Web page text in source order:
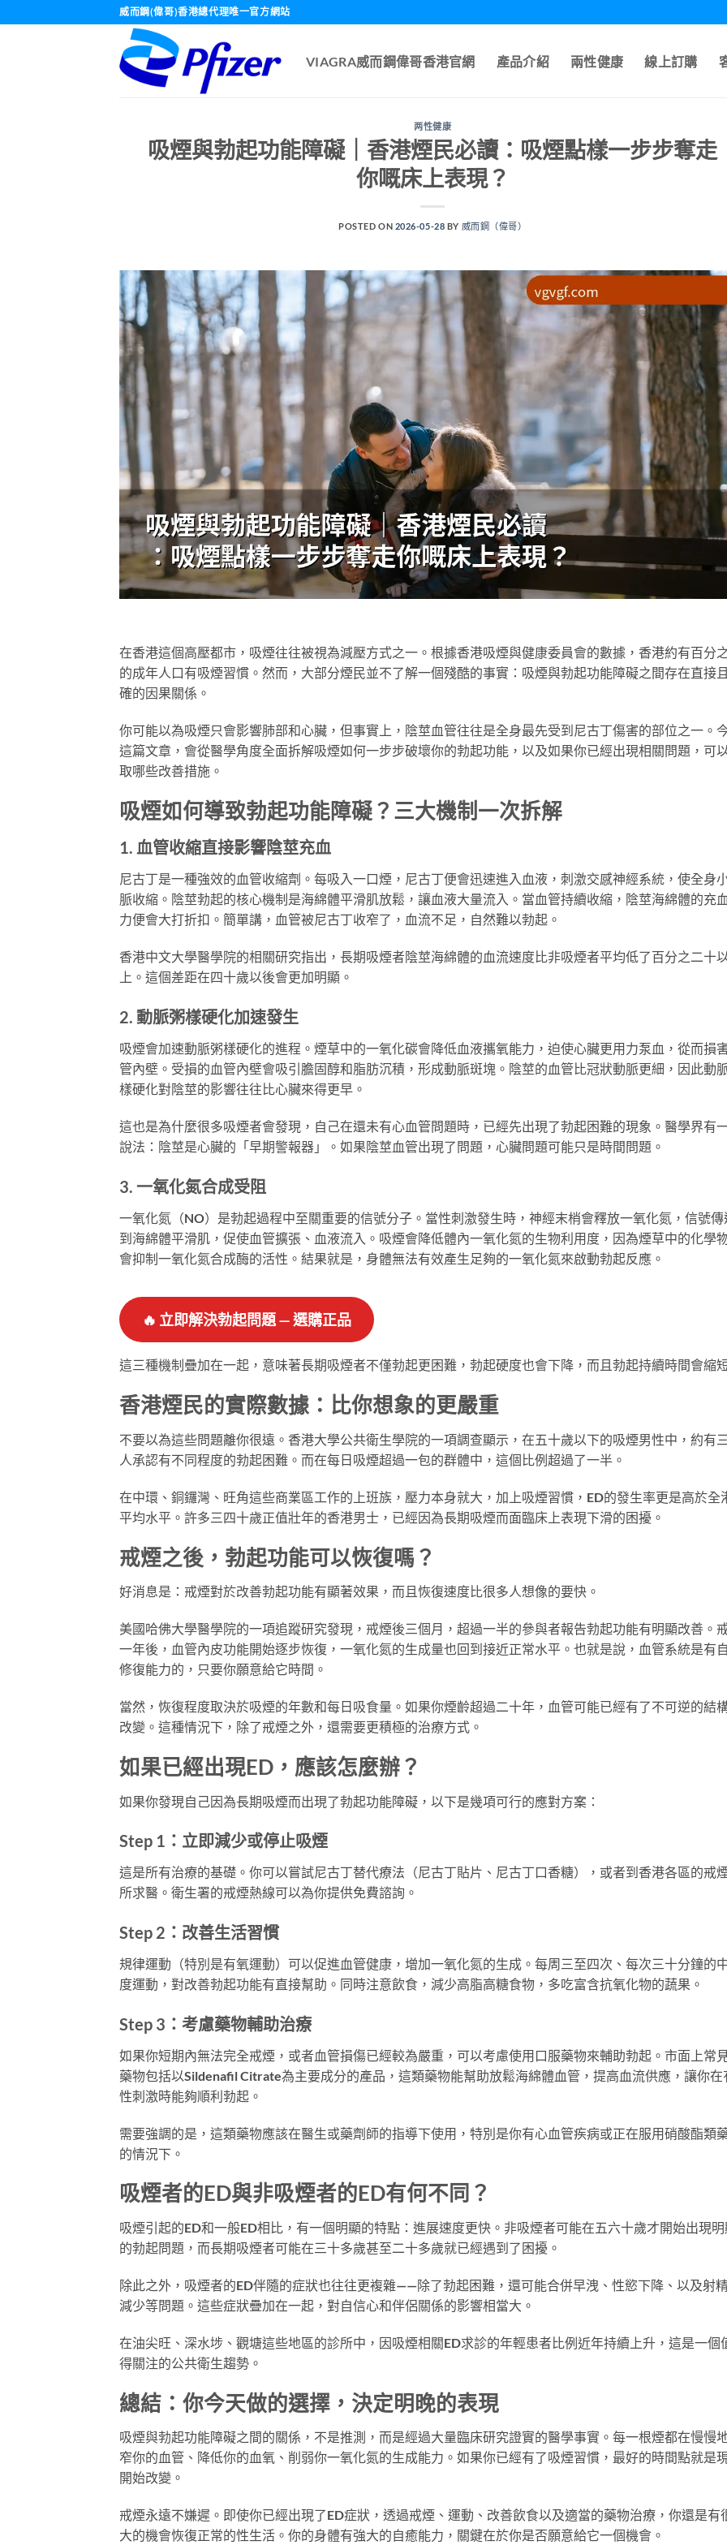
威而鋼(偉哥)香港總代理唯一官方網站
VIAGRA威而鋼偉哥香港官網 產品介紹 兩性健康 線上訂購
两性健康
吸煙與勃起功能障礙｜香港煙民必讀：吸煙點樣一步步奪走
你嘅床上表現？
POSTED ON 2026-05-28 BY 威而鋼（偉哥）
在香港這個高壓都市，吸煙往往被視為減壓方式之一。根據香港吸煙與健康委員會的數據，香港約有百分
的成年人口有吸煙習慣。然而，大部分煙民並不了解一個殘酷的事實：吸煙與勃起功能障礙之間存在直接
確的因果關係。
你可能以為吸煙只會影響肺部和心臟，但事實上，陰莖血管往往是全身最先受到尼古丁傷害的部位之一。
這篇文章，會從醫學角度全面拆解吸煙如何一步步破壞你的勃起功能，以及如果你已經出現相關問題，可
取哪些改善措施。
吸煙如何導致勃起功能障礙？三大機制一次拆解
1. 血管收縮直接影響陰莖充血
尼古丁是一種強效的血管收縮劑。每吸入一口煙，尼古丁便會迅速進入血液，刺激交感神經系統，使全身
脈收縮。陰莖勃起的核心機制是海綿體平滑肌放鬆，讓血液大量流入。當血管持續收縮，陰莖海綿體的充
力便會大打折扣。簡單講，血管被尼古丁收窄了，血流不足，自然難以勃起。
香港中文大學醫學院的相關研究指出，長期吸煙者陰莖海綿體的血流速度比非吸煙者平均低了百分之二十
上。這個差距在四十歲以後會更加明顯。
2. 動脈粥樣硬化加速發生
吸煙會加速動脈粥樣硬化的進程。煙草中的一氧化碳會降低血液攜氧能力，迫使心臟更用力泵血，從而損
管內壁。受損的血管內壁會吸引膽固醇和脂肪沉積，形成動脈斑塊。陰莖的血管比冠狀動脈更細，因此動
樣硬化對陰莖的影響往往比心臟來得更早。
這也是為什麼很多吸煙者會發現，自己在還未有心血管問題時，已經先出現了勃起困難的現象。醫學界有
說法：陰莖是心臟的「早期警報器」。如果陰莖血管出現了問題，心臟問題可能只是時間問題。
3. 一氧化氮合成受阻
一氧化氮（NO）是勃起過程中至關重要的信號分子。當性刺激發生時，神經末梢會釋放一氧化氮，信號傳
到海綿體平滑肌，促使血管擴張、血液流入。吸煙會降低體內一氧化氮的生物利用度，因為煙草中的化學
會抑制一氧化氮合成酶的活性。結果就是，身體無法有效產生足夠的一氧化氮來啟動勃起反應。
🔥 立即解決勃起問題 — 選購正品
這三種機制疊加在一起，意味著長期吸煙者不僅勃起更困難，勃起硬度也會下降，而且勃起持續時間會縮
香港煙民的實際數據：比你想象的更嚴重
不要以為這些問題離你很遠。香港大學公共衛生學院的一項調查顯示，在五十歲以下的吸煙男性中，約有
人承認有不同程度的勃起困難。而在每日吸煙超過一包的群體中，這個比例超過了一半。
在中環、銅鑼灣、旺角這些商業區工作的上班族，壓力本身就大，加上吸煙習慣，ED的發生率更是高於全
平均水平。許多三四十歲正值壯年的香港男士，已經因為長期吸煙而面臨床上表現下滑的困擾。
戒煙之後，勃起功能可以恢復嗎？
好消息是：戒煙對於改善勃起功能有顯著效果，而且恢復速度比很多人想像的要快。
美國哈佛大學醫學院的一項追蹤研究發現，戒煙後三個月，超過一半的參與者報告勃起功能有明顯改善。
一年後，血管內皮功能開始逐步恢復，一氧化氮的生成量也回到接近正常水平。也就是說，血管系統是有
修復能力的，只要你願意給它時間。
當然，恢復程度取決於吸煙的年數和每日吸食量。如果你煙齡超過二十年，血管可能已經有了不可逆的結
改變。這種情況下，除了戒煙之外，還需要更積極的治療方式。
如果已經出現ED，應該怎麼辦？
如果你發現自己因為長期吸煙而出現了勃起功能障礙，以下是幾項可行的應對方案：
Step 1：立即減少或停止吸煙
這是所有治療的基礎。你可以嘗試尼古丁替代療法（尼古丁貼片、尼古丁口香糖），或者到香港各區的戒
所求醫。衛生署的戒煙熱線可以為你提供免費諮詢。
Step 2：改善生活習慣
規律運動（特別是有氧運動）可以促進血管健康，增加一氧化氮的生成。每周三至四次、每次三十分鐘的
度運動，對改善勃起功能有直接幫助。同時注意飲食，減少高脂高糖食物，多吃富含抗氧化物的蔬果。
Step 3：考慮藥物輔助治療
如果你短期內無法完全戒煙，或者血管損傷已經較為嚴重，可以考慮使用口服藥物來輔助勃起。市面上常
藥物包括以Sildenafil Citrate為主要成分的產品，這類藥物能幫助放鬆海綿體血管，提高血流供應，讓你在
性刺激時能夠順利勃起。
需要強調的是，這類藥物應該在醫生或藥劑師的指導下使用，特別是你有心血管疾病或正在服用硝酸酯類
的情況下。
吸煙者的ED與非吸煙者的ED有何不同？
吸煙引起的ED和一般ED相比，有一個明顯的特點：進展速度更快。非吸煙者可能在五六十歲才開始出現
的勃起問題，而長期吸煙者可能在三十多歲甚至二十多歲就已經遇到了困擾。
除此之外，吸煙者的ED伴隨的症狀也往往更複雜——除了勃起困難，還可能合併早洩、性慾下降、以及射
減少等問題。這些症狀疊加在一起，對自信心和伴侶關係的影響相當大。
在油尖旺、深水埗、觀塘這些地區的診所中，因吸煙相關ED求診的年輕患者比例近年持續上升，這是一個
得關注的公共衛生趨勢。
總結：你今天做的選擇，決定明晚的表現
吸煙與勃起功能障礙之間的關係，不是推測，而是經過大量臨床研究證實的醫學事實。每一根煙都在慢慢
窄你的血管、降低你的血氧、削弱你一氧化氮的生成能力。如果你已經有了吸煙習慣，最好的時間點就是
開始改變。
戒煙永遠不嫌遲。即使你已經出現了ED症狀，透過戒煙、運動、改善飲食以及適當的藥物治療，你還是有
大的機會恢復正常的性生活。你的身體有強大的自癒能力，關鍵在於你是否願意給它一個機會。